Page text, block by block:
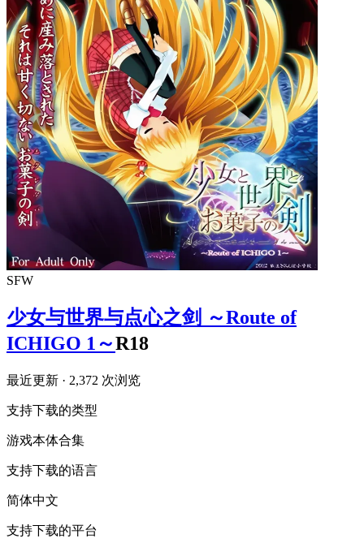
SFW
少女与世界与点心之剑 ～Route of
ICHIGO 1～R18
最近更新 · 2,372 次浏览
支持下载的类型
游戏本体合集
支持下载的语言
简体中文
支持下载的平台